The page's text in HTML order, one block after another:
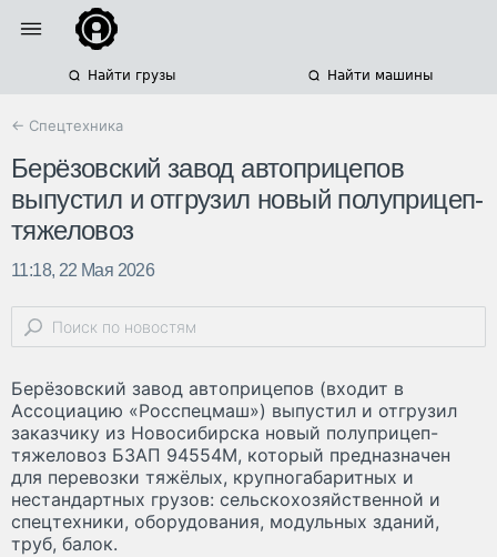
Найти грузы Найти машины
← Спецтехника
Берёзовский завод автоприцепов
выпустил и отгрузил новый полуприцеп-
тяжеловоз
11:18, 22 Мая 2026
Берёзовский завод автоприцепов (входит в
Ассоциацию «Росспецмаш») выпустил и отгрузил
заказчику из Новосибирска новый полуприцеп-
тяжеловоз БЗАП 94554М, который предназначен
для перевозки тяжёлых, крупногабаритных и
нестандартных грузов: сельскохозяйственной и
спецтехники, оборудования, модульных зданий,
труб, балок.